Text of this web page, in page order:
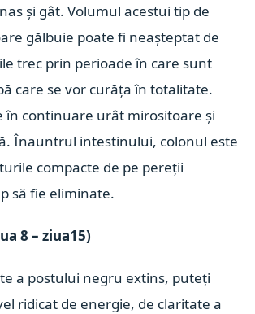
și gât. Volumul acestui tip de
gălbuie poate fi neașteptat de
trec prin perioade în care sunt
care se vor curăța în totalitate.
în continuare urât mirositoare și
Înauntrul intestinului, colonul este
compacte de pe pereții
să fie eliminate.
8 – ziua15)
a postului negru extins, puteți
ridicat de energie, de claritate a